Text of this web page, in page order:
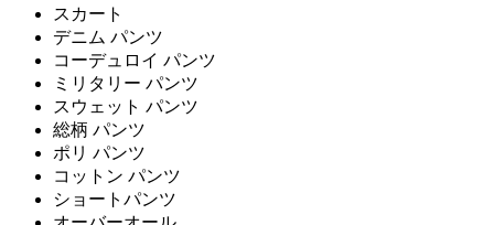
スカート
デニム パンツ
コーデュロイ パンツ
ミリタリー パンツ
スウェット パンツ
総柄 パンツ
ポリ パンツ
コットン パンツ
ショートパンツ